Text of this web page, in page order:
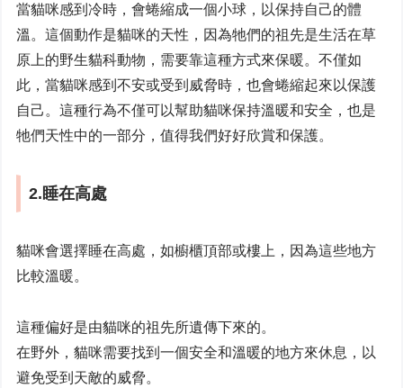
當貓咪感到冷時，會蜷縮成一個小球，以保持自己的體
溫。這個動作是貓咪的天性，因為牠們的祖先是生活在草
原上的野生貓科動物，需要靠這種方式來保暖。不僅如
此，當貓咪感到不安或受到威脅時，也會蜷縮起來以保護
自己。這種行為不僅可以幫助貓咪保持溫暖和安全，也是
牠們天性中的一部分，值得我們好好欣賞和保護。
2.睡在高處
貓咪會選擇睡在高處，如櫥櫃頂部或樓上，因為這些地方
比較溫暖。
這種偏好是由貓咪的祖先所遺傳下來的。
在野外，貓咪需要找到一個安全和溫暖的地方來休息，以
避免受到天敵的威脅。